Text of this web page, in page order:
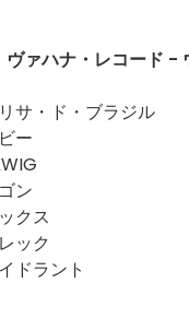
ヴァハナ・レコード -
サ・ド・ブラジル
ー
ン
クス
ック
ドラント